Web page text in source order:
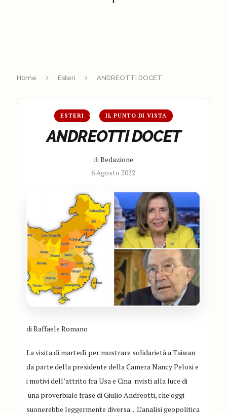
Home Esteri ANDREOTTI DOCET
ESTERI IL PUNTO DI VISTA
ANDREOTTI DOCET
diRedazione
6 Agosto 2022
di Raffaele Romano
La visita di martedì per mostrare solidarietà a Taiwan
da parte della presidente della Camera Nancy Pelosi e
i motivi dell’attrito fra Usa e Cina rivisti alla luce di
una proverbiale frase di Giulio Andreotti, che oggi
suonerebbe leggermente diversa…L’analisi geopolitica